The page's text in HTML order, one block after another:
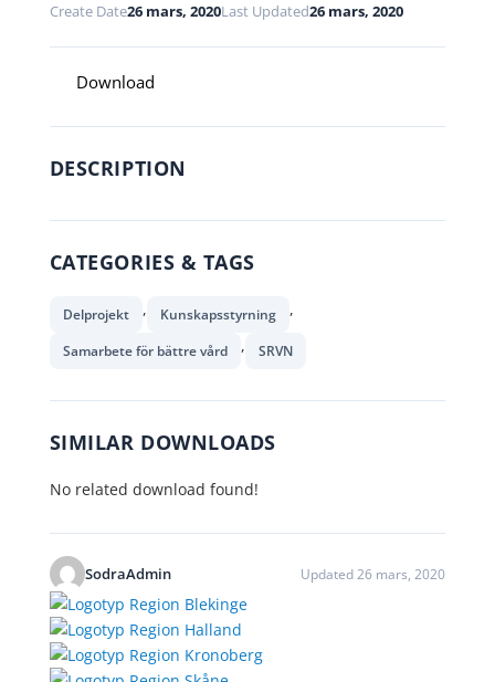
Create Date26 mars, 2020Last Updated26 mars, 2020
Download
DESCRIPTION
CATEGORIES & TAGS
Delprojekt , Kunskapsstyrning ,
Samarbete för bättre vård , SRVN
SIMILAR DOWNLOADS
No related download found!
SodraAdmin Updated 26 mars, 2020